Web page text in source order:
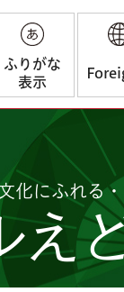
ふりがな
表示
化にふれる
え